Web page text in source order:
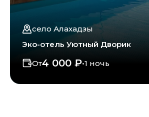
село Алахадзы
Эко-отель Уютный Дворик
От4 000 ₽•1 ночь